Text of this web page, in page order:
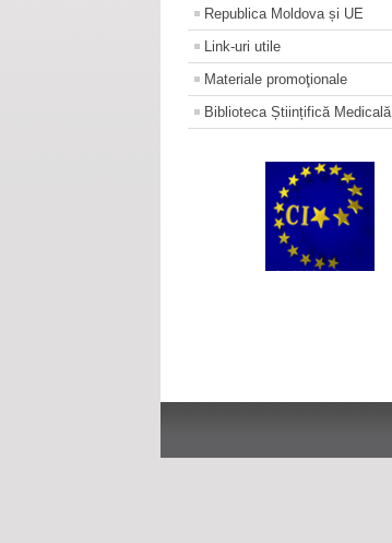
Republica Moldova și UE
Link-uri utile
Materiale promoţionale
Biblioteca Științifică Medicală